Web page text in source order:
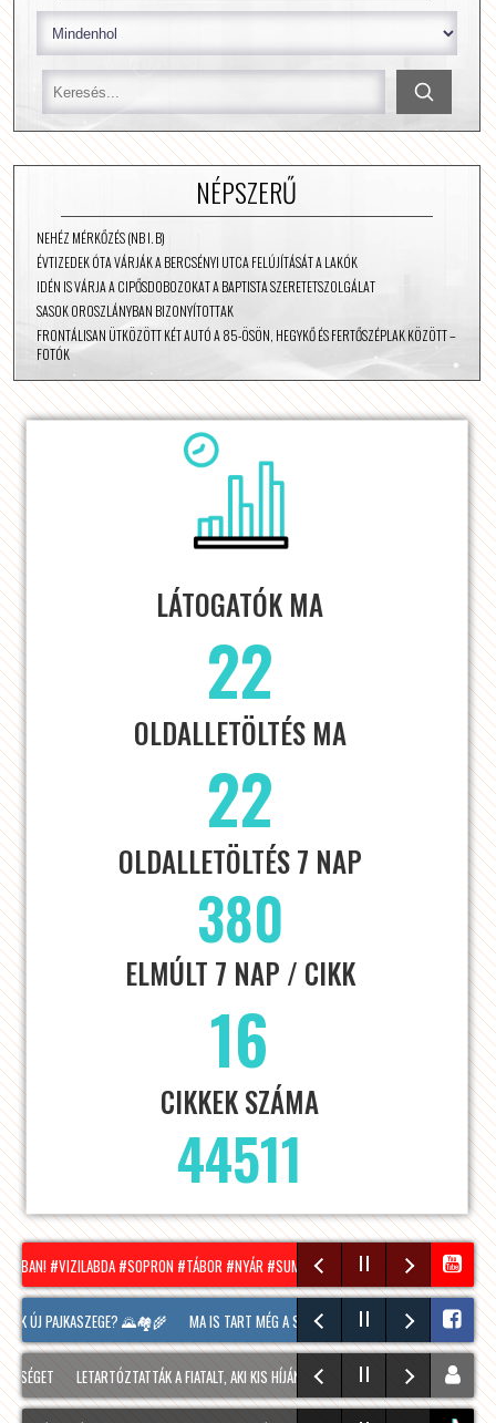
NÉPSZERŰ
NEHÉZ MÉRKŐZÉS (NB I. B)
ÉVTIZEDEK ÓTA VÁRJÁK A BERCSÉNYI UTCA FELÚJÍTÁSÁT A LAKÓK
IDÉN IS VÁRJA A CIPŐSDOBOZOKAT A BAPTISTA SZERETETSZOLGÁLAT
SASOK OROSZLÁNYBAN BIZONYÍTOTTAK
FRONTÁLISAN ÜTKÖZÖTT KÉT AUTÓ A 85-ÖSÖN, HEGYKŐ ÉS FERTŐSZÉPLAK KÖZÖTT –
FOTÓK
LÁTOGATÓK MA
22
OLDALLETÖLTÉS MA
22
OLDALLETÖLTÉS 7 NAP
380
ELMÚLT 7 NAP / CIKK
16
CIKKEK SZÁMA
44511
#VIZILABDA #SOPRON #TÁBOR #NYÁR #SUMMER HÍRADÓ – 2026.08.05. –
ÚJ PAJKASZEGE? 🌄🏘️🌾 MA IS TART MÉG A SOPRONI BORÜNNEP, 20 ÓRAKOR A
LETARTÓZTATTÁK A FIATALT, AKI KIS HÍJÁN MEGÖLT EGY 28 ÉVES FÉRFIT